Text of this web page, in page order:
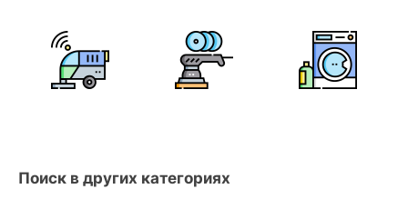
Поиск в других категориях